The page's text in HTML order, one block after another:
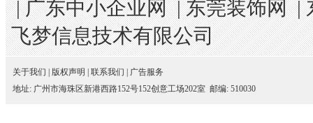
|广东中小企业网|东莞装饰网|
飞梦信息技术有限公司
关于我们 版权声明 联系我们
广告服务
地址: 广州市海珠区新港西路152号152创意工场202室 邮编: 510030